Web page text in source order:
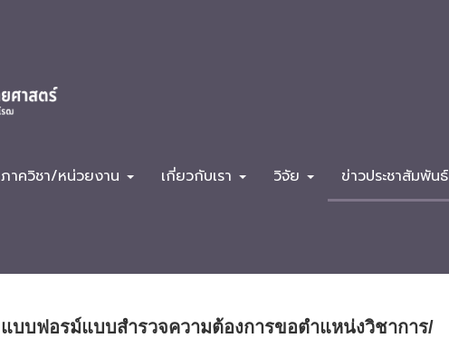
ภาควิชา/หน่วยงาน เกี่ยวกับเรา วิจัย ข่าวประชาสัมพันธ์
แบบฟอรม์แบบสำรวจความต้องการขอตำแหน่งวิชาการ/